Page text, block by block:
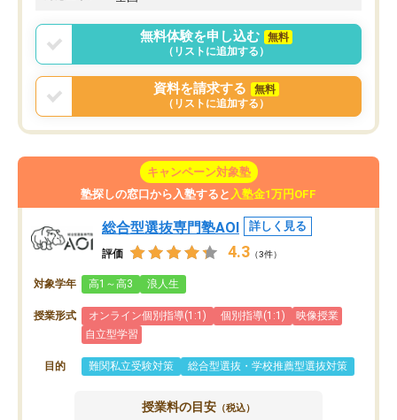
無料体験を申し込む
無料
（リストに追加する）
資料を請求する
無料
（リストに追加する）
キャンペーン対象塾
塾探しの窓口から入塾すると 入塾金1万円OFF
総合型選抜専門塾AOI 詳しく見る
評価 4.3 （3件）
対象学年 高1～高3 浪人生
授業形式 オンライン個別指導(1:1) 個別指導(1:1)
映像授業
自立型学習
目的 難関私立受験対策 総合型選抜・学校推薦型選抜対策
授業料の目安 （税込）